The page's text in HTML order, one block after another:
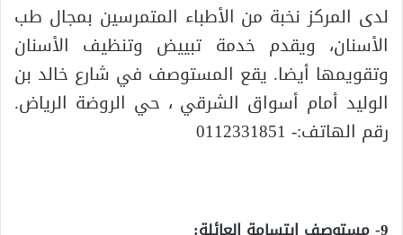
لدى المركز نخبة من الأطباء المتمرسين بمجال طب
الأسنان، ويقدم خدمة تبييض وتنظيف الأسنان
وتقويمها أيضا. يقع المستوصف في شارع خالد بن
الوليد أمام أسواق الشرقي ، حي الروضة الرياض.
رقم الهاتف:- 0112331851